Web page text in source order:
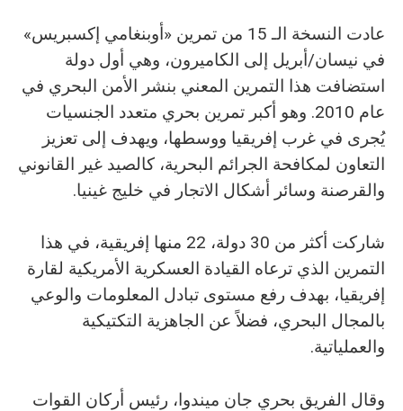
عادت النسخة الـ 15 من تمرين «أوبنغامي إكسبريس»
في نيسان/أبريل إلى الكاميرون، وهي أول دولة
استضافت هذا التمرين المعني بنشر الأمن البحري في
عام 2010. وهو أكبر تمرين بحري متعدد الجنسيات
يُجرى في غرب إفريقيا ووسطها، ويهدف إلى تعزيز
التعاون لمكافحة الجرائم البحرية، كالصيد غير القانوني
والقرصنة وسائر أشكال الاتجار في خليج غينيا.
شاركت أكثر من 30 دولة، 22 منها إفريقية، في هذا
التمرين الذي ترعاه القيادة العسكرية الأمريكية لقارة
إفريقيا، بهدف رفع مستوى تبادل المعلومات والوعي
بالمجال البحري، فضلاً عن الجاهزية التكتيكية
والعملياتية.
وقال الفريق بحري جان ميندوا، رئيس أركان القوات